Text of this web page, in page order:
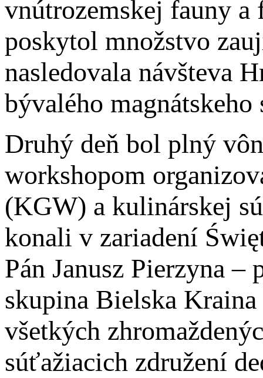
vnútrozemskej fauny
poskytol množstvo
nasledovala návšteva
bývalého
Druhý deň bol plný
workshopom
(KGW) a kulinárskej
konali v zariadení
Pán Janusz Pierzyna –
skupina Bielska
všetkých
súťažiacich združení